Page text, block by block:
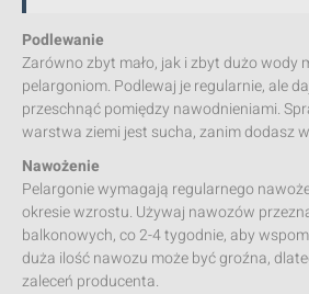
Podlewanie
Zarówno zbyt mało, jak i zbyt dużo wody
pelargoniom. Podlewaj je regularnie, ale
przeschnąć pomiędzy nawodnieniami.
warstwa ziemi jest sucha, zanim dodasz
Nawożenie
Pelargonie wymagają regularnego
okresie wzrostu. Używaj nawozów
balkonowych, co 2-4 tygodnie, aby
duża ilość nawozu może być groźna,
zaleceń producenta.